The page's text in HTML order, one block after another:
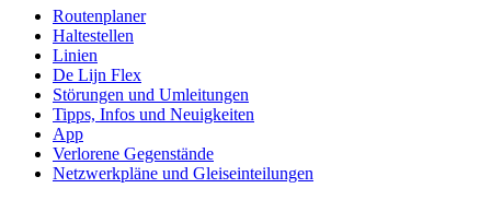
Routenplaner
Haltestellen
Linien
De Lijn Flex
Störungen und Umleitungen
Tipps, Infos und Neuigkeiten
App
Verlorene Gegenstände
Netzwerkpläne und Gleiseinteilungen